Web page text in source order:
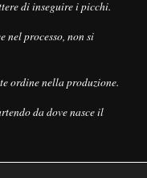
di inseguire i picchi.
nel processo, non si
ordine nella produzione.
da dove nasce il